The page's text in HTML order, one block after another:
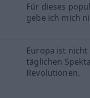
Für dieses
gebe ich mich
Europa ist
täglichen
Revolutionen.